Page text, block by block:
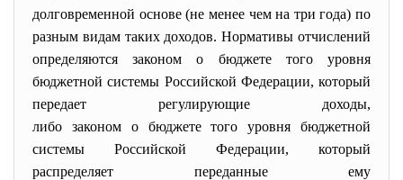
долговременной основе(не менее чем на три года) по
разным видам таких доходов.Нормативыотчислений
определяютсязакономо бюджете
того уровня
бюджетной системы Российской Федерации, который
передает регулирующие доходы,
либо законом о бюджететого уровня бюджетной
системы Российской Федерации, который
распределяет переданные ему